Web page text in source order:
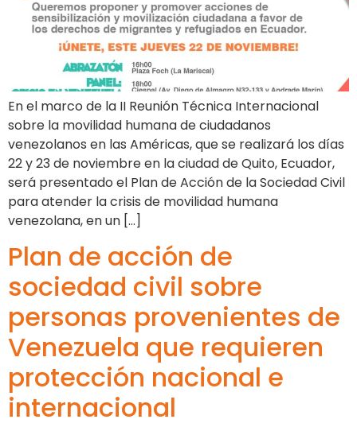
En el marco de la II Reunión Técnica Internacional
sobre la movilidad humana de ciudadanos
venezolanos en las Américas, que se realizará los días
22 y 23 de noviembre en la ciudad de Quito, Ecuador,
será presentado el Plan de Acción de la Sociedad Civil
para atender la crisis de movilidad humana
venezolana, en un […]
Plan de acción de
sociedad civil sobre
personas provenientes de
Venezuela que requieren
protección nacional e
internacional